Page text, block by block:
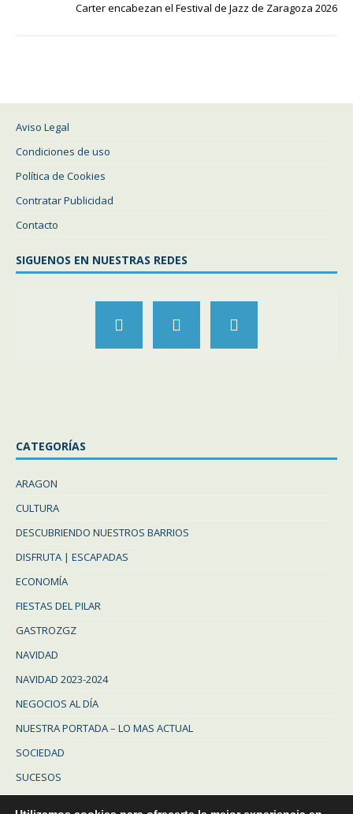
Carter encabezan el Festival de Jazz de Zaragoza 2026
Aviso Legal
Condiciones de uso
Política de Cookies
Contratar Publicidad
Contacto
SIGUENOS EN NUESTRAS REDES
CATEGORÍAS
ARAGON
CULTURA
DESCUBRIENDO NUESTROS BARRIOS
DISFRUTA | ESCAPADAS
ECONOMÍA
FIESTAS DEL PILAR
GASTROZGZ
NAVIDAD
NAVIDAD 2023-2024
NEGOCIOS AL DÍA
NUESTRA PORTADA – LO MAS ACTUAL
SOCIEDAD
SUCESOS